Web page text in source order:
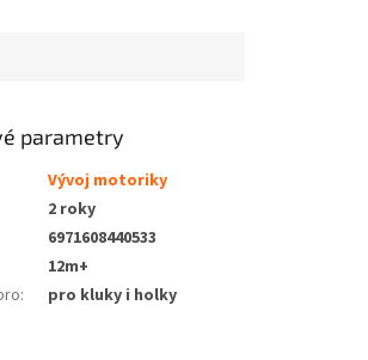
parametry
Vývoj motoriky
2 roky
6971608440533
12m+
: pro kluky i holky